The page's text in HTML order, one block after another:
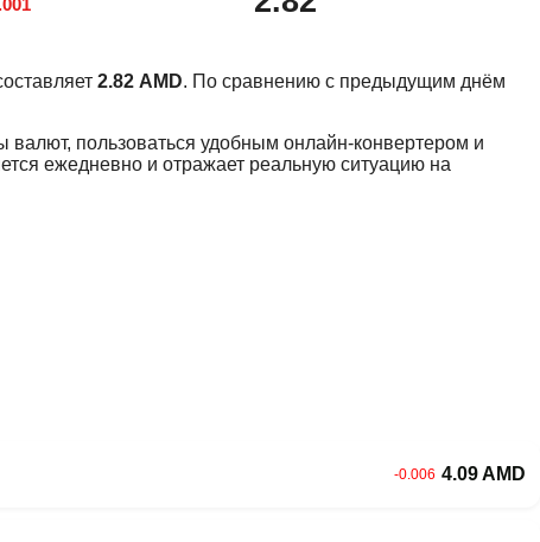
2.82 AMD. По сравнению с предыдущим днём
пользоваться удобным онлайн-конвертером и
ежедневно и отражает реальную ситуацию на
-0.006 4.09 AMD